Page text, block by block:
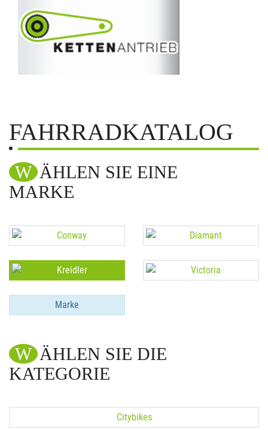
FAHRRADKATALOG
WÄHLEN SIE EINE
MARKE
Marke
WÄHLEN SIE DIE
KATEGORIE
Citybikes